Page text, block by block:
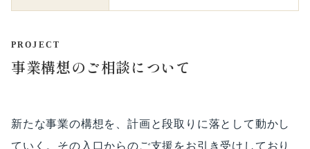
PROJECT
事業構想のご相談について
新たな事業の構想を、計画と段取りに落として動かし
ていく。その入口からのご支援をお引き受けしており